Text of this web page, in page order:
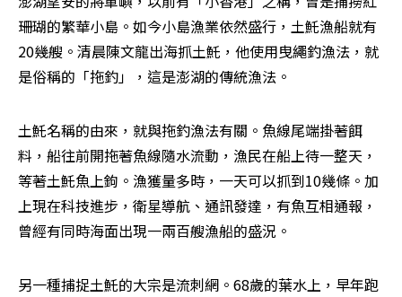
珊瑚的繁華小島。如今小島漁業依然盛行，土魠漁船就有
20幾艘。清晨陳文龍出海抓土魠，他使用曳繩釣漁法，就
是俗稱的「拖釣」，這是澎湖的傳統漁法。
土魠名稱的由來，就與拖釣漁法有關。魚線尾端掛著餌
料，船往前開拖著魚線隨水流動，漁民在船上待一整天，
等著土魠魚上鉤。漁獲量多時，一天可以抓到10幾條。加
上現在科技進步，衛星導航、通訊發達，有魚互相通報，
曾經有同時海面出現一兩百艘漁船的盛況。
另一種捕捉土魠的大宗是流刺網。68歲的葉水上，早年跑